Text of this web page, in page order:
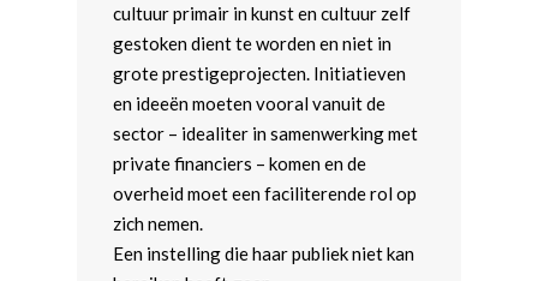
cultuur primair in kunst en cultuur zelf
gestoken dient te worden en niet in
grote prestigeprojecten. Initiatieven
en ideeën moeten vooral vanuit de
sector – idealiter in samenwerking met
private financiers – komen en de
overheid moet een faciliterende rol op
zich nemen.
Een instelling die haar publiek niet kan